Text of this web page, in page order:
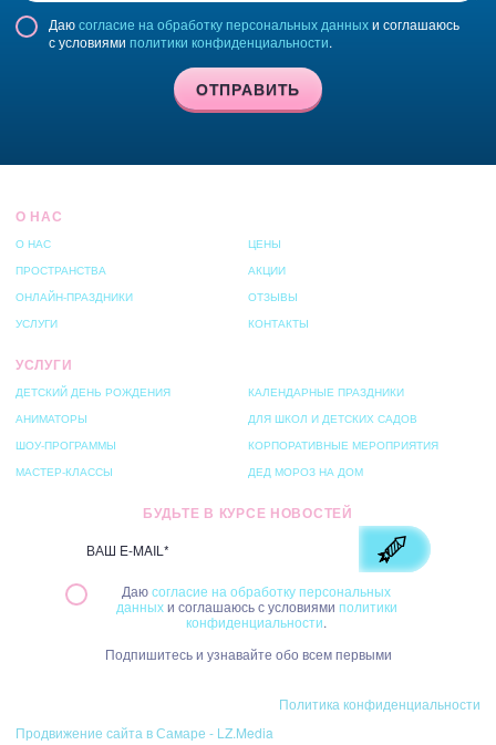
Даюсогласие на обработку персональных данныхи соглашаюсь
с условиями политики конфиденциальности.
ОТПРАВИТЬ
О НАС
О НАС
ПРОСТРАНСТВА
ОНЛАЙН-ПРАЗДНИКИ
УСЛУГИ
ЦЕНЫ
АКЦИИ
ОТЗЫВЫ
КОНТАКТЫ
УСЛУГИ
ДЕТСКИЙ ДЕНЬ РОЖДЕНИЯ
АНИМАТОРЫ
ШОУ-ПРОГРАММЫ
МАСТЕР-КЛАССЫ
КАЛЕНДАРНЫЕ ПРАЗДНИКИ
ДЛЯ ШКОЛ И ДЕТСКИХ САДОВ
КОРПОРАТИВНЫЕ МЕРОПРИЯТИЯ
ДЕД МОРОЗ НА ДОМ
БУДЬТЕ В КУРСЕ НОВОСТЕЙ
Даюсогласие на обработку персональных
данныхи соглашаюсь с условиями политики
конфиденциальности.
Подпишитесь и узнавайте обо всем первыми
Политика конфиденциальности
Продвижение сайта в Самаре - LZ.Media